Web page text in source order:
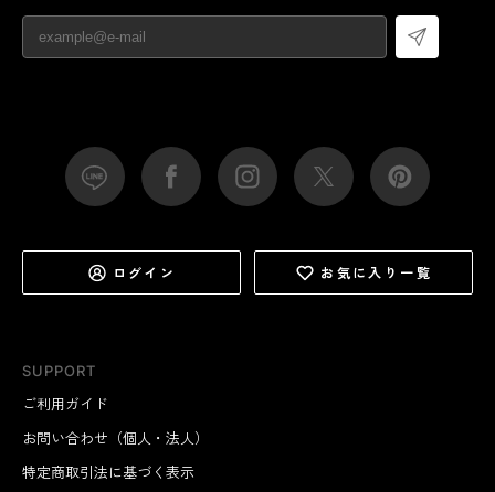
SUPPORT
ご利用ガイド
お問い合わせ（個人・法人）
特定商取引法に基づく表示
ログイン お気に入り一覧